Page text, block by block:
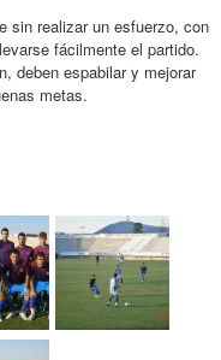
sin realizar un esfuerzo, con
fácilmente el partido.
deben espabilar y mejorar
metas.